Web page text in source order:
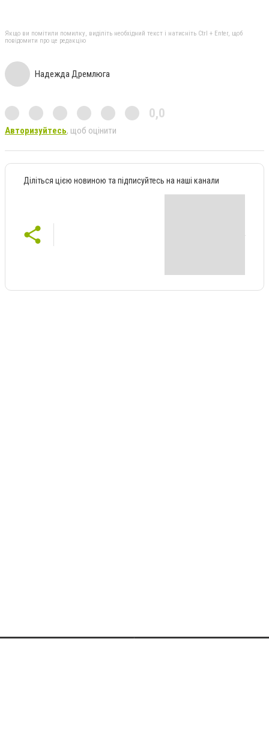
Якщо ви помітили помилку, виділіть необхідний текст і натисніть Ctrl + Enter, щоб
повідомити про це редакцію
Надежда Дремлюга
0,0
Авторизуйтесь, щоб оцінити
Діліться цією новиною та підписуйтесь на наші канали